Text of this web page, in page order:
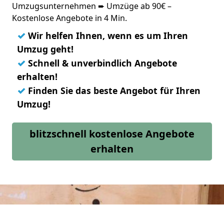
Umzugsunternehmen ➨ Umzüge ab 90€ –
Kostenlose Angebote in 4 Min.
✓ Wir helfen Ihnen, wenn es um Ihren
Umzug geht!
✓ Schnell & unverbindlich Angebote
erhalten!
✓ Finden Sie das beste Angebot für Ihren
Umzug!
blitzschnell kostenlose Angebote
erhalten